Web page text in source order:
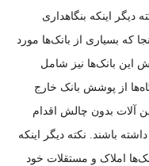
دیگر اینکه بنگاهداری
که بسیاری از بانک‌ها مورد
این بانک‌ها نیز شامل
از پوشش بانک خارج
آلات بدون چالش اقدام
باشند. نکته دیگر اینکه
املاک و مستقلات خود